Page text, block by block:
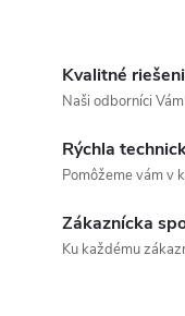
Kvalitné
Naši odborníci
Rýchla
Pomôžeme vám v
Zákaznícka
Ku každému